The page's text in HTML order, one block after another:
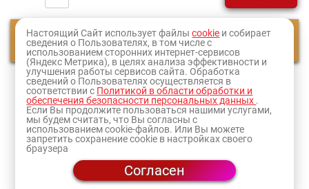
Смотреть еще
1 2
Оформите заказ и товар доставят в ближайший к
ваммагазинили по адресу.
Настоящий Сайт использует файлыcookie и собирает
сведения о Пользователях, в том числе с
использованием сторонних интернет-сервисов
(Яндекс Метрика), в целях анализа эффективности и
улучшения работы сервисов сайта. Обработка
сведений о Пользователях осуществляется в
соответствии с Политикой в области обработки и
обеспечения безопасности персональных данных .
Если Вы продолжите пользоваться нашими услугами,
мы будем считать, что Вы согласны с
использованием cookie-файлов. Или Вы можете
запретить сохранение cookie в настройках своего
браузера
Согласен